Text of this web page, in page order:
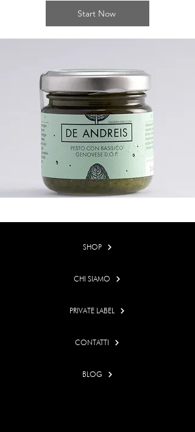
Start Now
SHOP
CHI SIAMO
PRIVATE LABEL
CONTATTI
BLOG